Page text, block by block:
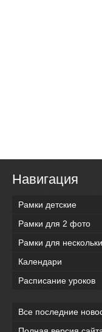
Навигация
Рамки детские
Рамки для 2 фото
Рамки для
Календари
Расписание уроков
Все последние